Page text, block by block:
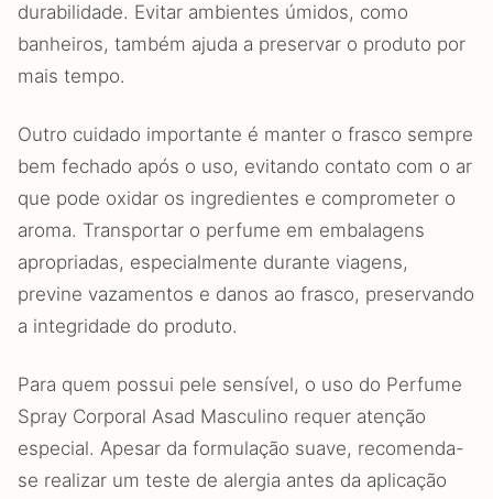
durabilidade. Evitar ambientes úmidos, como
banheiros, também ajuda a preservar o produto por
mais tempo.
Outro cuidado importante é manter o frasco sempre
bem fechado após o uso, evitando contato com o ar
que pode oxidar os ingredientes e comprometer o
aroma. Transportar o perfume em embalagens
apropriadas, especialmente durante viagens,
previne vazamentos e danos ao frasco, preservando
a integridade do produto.
Para quem possui pele sensível, o uso do Perfume
Spray Corporal Asad Masculino requer atenção
especial. Apesar da formulação suave, recomenda-
se realizar um teste de alergia antes da aplicação